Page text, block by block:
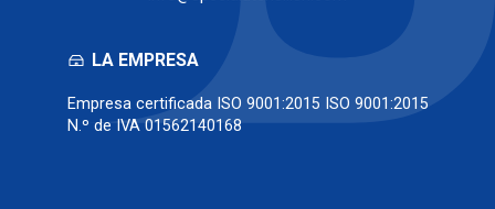
LA EMPRESA
Empresa certificada ISO 9001:2015 ISO 9001:2015
N.º de IVA 01562140168